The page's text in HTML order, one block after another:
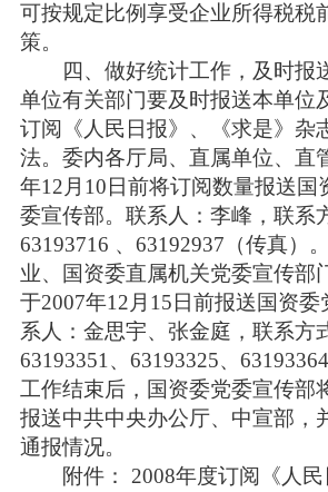
可按规定比例享受企业所得税税
策。
四、做好统计工作，及时报
单位有关部门要及时报送本单位
订阅《人民日报》、《求是》杂
法。委内各厅局、直属单位、直
年12月10日前将订阅数量报送国
委宣传部。联系人：李峰，联系
63193716 、63192937（传真）
业、国资委直属机关党委宣传部
于2007年12月15日前报送国资
系人：金思宇、张金庭，联系方
63193351、63193325、
工作结束后，国资委党委宣传部
报送中共中央办公厅、中宣部，
通报情况。
附件： 2008年度订阅《人民